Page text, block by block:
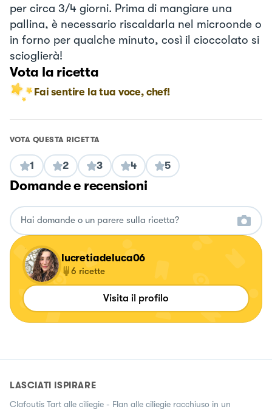
per circa 3/4 giorni. Prima di mangiare una
pallina, è necessario riscaldarla nel microonde o
in forno per qualche minuto, così il cioccolato si
scioglierà!
Vota la ricetta
Fai sentire la tua voce, chef!
VOTA QUESTA RICETTA
1 2 3 4 5
Domande e recensioni
lucretiadeluca06
6 ricette
Visita il profilo
LASCIATI ISPIRARE
Clafoutis Tart alle ciliegie - Flan alle ciliegie racchiuso in un